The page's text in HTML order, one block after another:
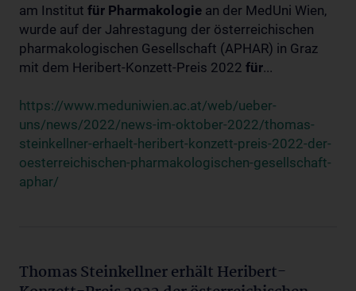
am Institut für Pharmakologie an der MedUni Wien,
wurde auf der Jahrestagung der österreichischen
pharmakologischen Gesellschaft (APHAR) in Graz
mit dem Heribert-Konzett-Preis 2022 für...
https://www.meduniwien.ac.at/web/ueber-
uns/news/2022/news-im-oktober-2022/thomas-
steinkellner-erhaelt-heribert-konzett-preis-2022-der-
oesterreichischen-pharmakologischen-gesellschaft-
aphar/
Thomas Steinkellner erhält Heribert-